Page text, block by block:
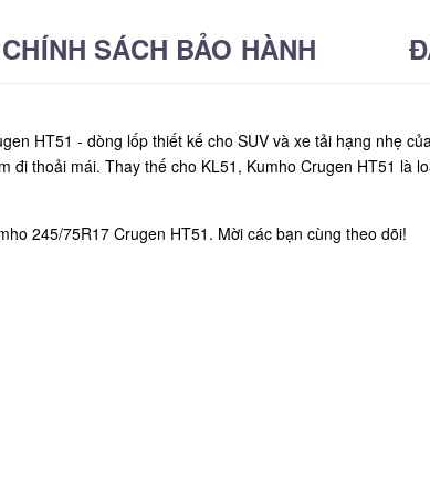
CHÍNH SÁCH BẢO HÀNH
HT51 - dòng lốp thiết kế cho SUV và xe tải hạng nhẹ
thoải mái. Thay thế cho KL51, Kumho Crugen HT51 là
245/75R17 Crugen HT51. Mời các bạn cùng theo dõi!